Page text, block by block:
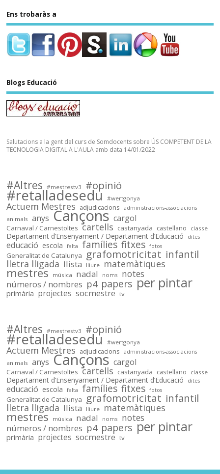
hecho pensar mucho en las
situaciones que yo me encuentro
cotidianamente en mi instituto…
@socmestre.bsky.social
socmestre.cat/recursos/map...
Mapa de places pel curs 2024-
incloses:
Dades creuades per José Luís
Infante de @llefia i amb l'ajuda
de tot @OSMcatala
socmestre.cat
Mapa de centres públics
primària i secundària –
Sóc.Mestre
Sóc.mestre
primària i secundària
socmestre.cat/recursos/map...
Ens trobaràs a
Blogs Educació
Salutacions a la gent del curs de Somdocents sobre ÚS COMPETENT DE LA
TECNOLOGIA DIGITAL A L'AULA amb data 14/01/2022
#Altres #mestrestv3 #opinió
#retalladesedu #wertgonya
Actuem Mestres adjudicacions administracions-associacions
animals anys Cançons cargol
Carnaval / Carnestoltes cartells castanyada castellano classe
Departament d’Ensenyament / Departament d’Educació dites
educació escola falta famílies fitxes fotos
Generalitat de Catalunya grafomotricitat infantil
lletra lligada llista lliure matemàtiques
mestres música nadal noms notes
números / nombres p4 papers per pintar
primària projectes socmestre tv
#Altres #mestrestv3 #opinió
#retalladesedu #wertgonya
Actuem Mestres adjudicacions administracions-associacions
animals anys Cançons cargol
Carnaval / Carnestoltes cartells castanyada castellano classe
Departament d’Ensenyament / Departament d’Educació dites
educació escola falta famílies fitxes fotos
Generalitat de Catalunya grafomotricitat infantil
lletra lligada llista lliure matemàtiques
mestres música nadal noms notes
números / nombres p4 papers per pintar
primària projectes socmestre tv